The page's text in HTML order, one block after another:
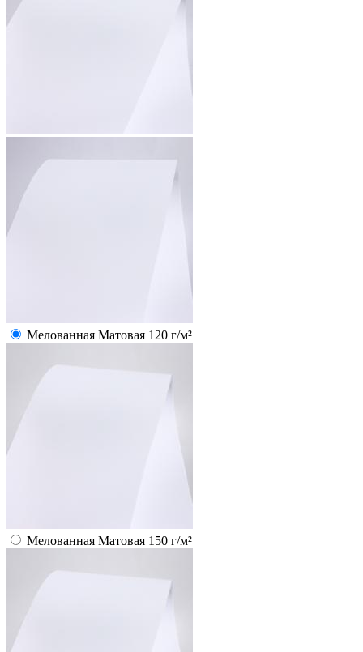
Мелованная Матовая 120 г/м²
Мелованная Матовая 150 г/м²